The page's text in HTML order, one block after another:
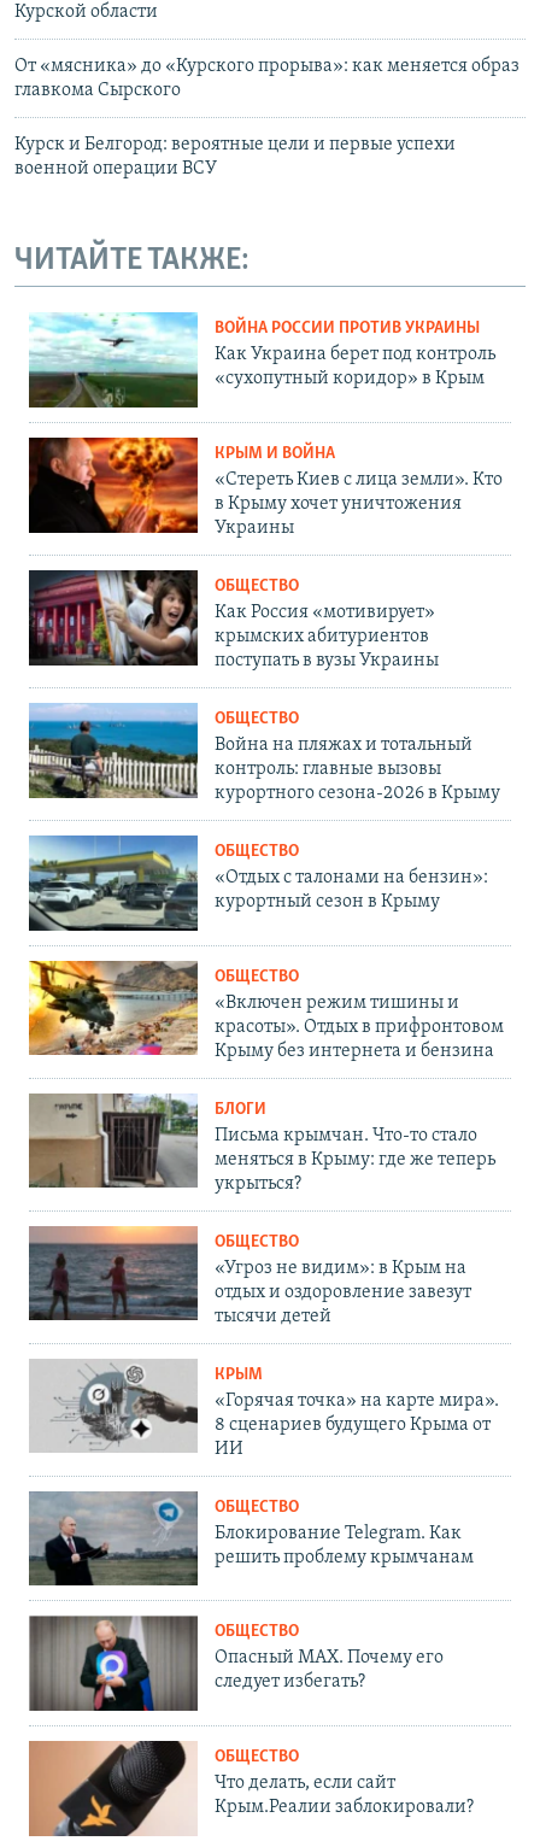
Курской области
От «мясника» до «Курского прорыва»: как меняется образ
главкома Сырского
Курск и Белгород: вероятные цели и первые успехи
военной операции ВСУ
ЧИТАЙТЕ ТАКЖЕ:
ВОЙНА РОССИИ ПРОТИВ УКРАИНЫ
Как Украина берет под контроль
«сухопутный коридор» в Крым
КРЫМ И ВОЙНА
«Стереть Киев с лица земли». Кто
в Крыму хочет уничтожения
Украины
ОБЩЕСТВО
Как Россия «мотивирует»
крымских абитуриентов
поступать в вузы Украины
ОБЩЕСТВО
Война на пляжах и тотальный
контроль: главные вызовы
курортного сезона-2026 в Крыму
ОБЩЕСТВО
«Отдых с талонами на бензин»:
курортный сезон в Крыму
ОБЩЕСТВО
«Включен режим тишины и
красоты». Отдых в прифронтовом
Крыму без интернета и бензина
БЛОГИ
Письма крымчан. Что-то стало
меняться в Крыму: где же теперь
укрыться?
ОБЩЕСТВО
«Угроз не видим»: в Крым на
отдых и оздоровление завезут
тысячи детей
КРЫМ
«Горячая точка» на карте мира».
8 сценариев будущего Крыма от
ИИ
ОБЩЕСТВО
Блокирование Telegram. Как
решить проблему крымчанам
ОБЩЕСТВО
Опасный MAX. Почему его
следует избегать?
ОБЩЕСТВО
Что делать, если сайт
Крым.Реалии заблокировали?